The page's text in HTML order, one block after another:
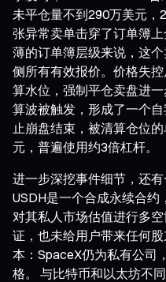
未平仓量不到290万美元，
张异常卖单击穿了订单簿
薄的订单簿层级来说，这
侧所有有效报价。价格失
算水位，强制平仓卖盘进
算波被触发，形成了一个
止崩盘结束，被清算仓位
元，普遍使用约3倍杠杆。
进一步深挖事件细节，还
USDH是一个合成永续合
对其私人市场估值进行多
证，也未给用户带来任何
本：SpaceX仍为私有公司
格。 与比特币和以太坊不